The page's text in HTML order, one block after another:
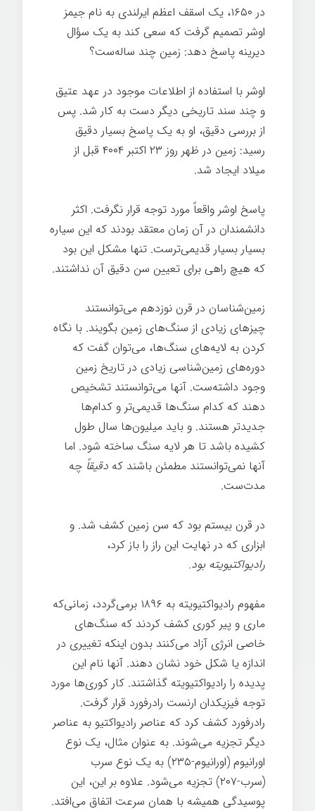
در ۱۶۵۰، یک اسقف اعظم ایرلندی به نام جیمز
اوشر تصمیم گرفت که سعی کند به یک سؤال
دیرینه پاسخ دهد: زمین چند ساله‌ست؟
اوشر با استفاده از اطلاعات موجود در عهد عتیق
و چند سند تاریخی دیگر دست به کار شد. پس
از بررسی دقیق، او به یک پاسخ بسیار دقیق
رسید: زمین در ظهر روز ۲۳ اکتبر ۴۰۰۴ قبل از
میلاد ایجاد شد.
پاسخ اوشر واقعاً مورد توجه قرار نگرفت. اکثر
دانشمندان در آن زمان معتقد بودند که این سیاره
بسیار بسیار قدیمی‌ترست. تنها مشکل این بود
که هیچ راهی برای تعیین سن دقیق آن نداشتند.
زمین‌شناسان در قرن نوزدهم می‌توانستند
چیزهای زیادی از سنگ‌های زمین بگویند. با نگاه
کردن به لایه‌های سنگ‌ها، می‌توان گفت که
دوره‌های زمین‌شناسی زیادی در تاریخ زمین
وجود داشته‌ست. آنها می‌توانستند تشخیص
دهند که کدام سنگ‌ها قدیمی‌تر و کدام‌ها
جدیدتر هستند. و باید میلیون‌ها سال طول
کشیده باشد تا هر لایه سنگ ساخته شود. اما
آنها نمی‌توانستند مطمئن باشند که دقیقاً چه
مدت‌ست.
در قرن بیستم بود که سن زمین کشف شد. و
ابزاری که در نهایت این راز را باز کرد،
رادیواکتیویته بود.
مفهوم رادیواکتیویته به ۱۸۹۶ برمی‌گردد، زمانی‌که
ماری و پیر کوری کشف کردند که سنگ‌های
خاصی انرژی آزاد می‌کنند بدون اینکه تغییری در
اندازه یا شکل خود نشان دهند. آنها نام این
پدیده را رادیواکتیویته گذاشتند. کار کوری‌ها مورد
توجه فیزیکدان ارنست رادرفورد قرار گرفت.
رادرفورد کشف کرد که عناصر رادیواکتیو به عناصر
دیگر تجزیه می‌شوند. به عنوان مثال، یک نوع
اورانیوم (اورانیوم-۲۳۵) به یک نوع سرب
(سرب-۲۰۷) تجزیه می‌شود. علاوه بر این، این
پوسیدگی همیشه با همان سرعت اتفاق می‌افتد.